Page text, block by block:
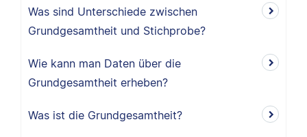
Was sind Unterschiede zwischen
Grundgesamtheit und Stichprobe?
Wie kann man Daten über die
Grundgesamtheit erheben?
Was ist die Grundgesamtheit?